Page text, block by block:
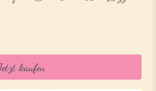
kaufen